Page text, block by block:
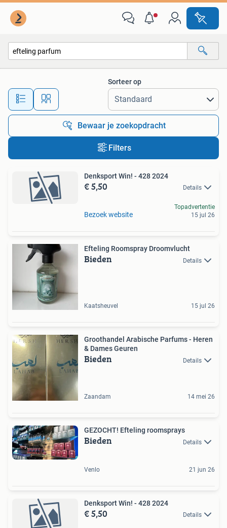
Alle afstanden…
Sorteer op
Bewaar je zoekopdracht
Filters
Denksport Win! - 428 2024
€ 5,50 Details
Bezoek website
Topadvertentie
15 jul 26
Efteling Roomspray Droomvlucht
Bieden Details
Kaatsheuvel 15 jul 26
Groothandel Arabische Parfums - Heren
& Dames Geuren
Bieden Details
Zaandam 14 mei 26
GEZOCHT! Efteling roomsprays
Bieden Details
Venlo 21 jun 26
Denksport Win! - 428 2024
€ 5,50 Details